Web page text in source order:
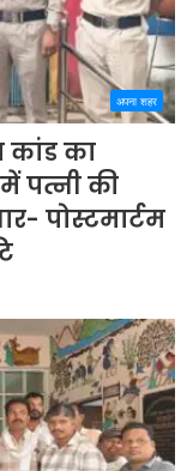
अपना शहर
कांड का
पत्नी की
पोस्टमार्टम